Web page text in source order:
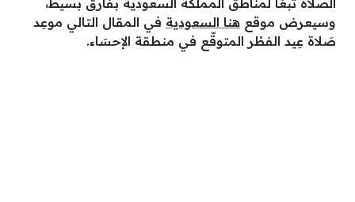
الصلاة تبعًا لمناطق المملكة السعودية بفارق بسيط،
وسيعرض موقع هنا السعودية في المقال التالي موعِد
صَلاة عِيد الفطْر المتوقّع في منطقة الإحسَاء.